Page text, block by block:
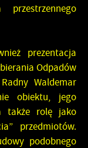
prezentacja
Odpadów
Waldemar
obiektu, jego
także rolę jako
przedmiotów.
podobnego